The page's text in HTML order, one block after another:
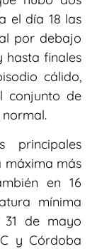
el día 18 las
por debajo
hasta finales
cálido,
conjunto de
normal.
principales
máxima más
en 16
mínima
de mayo
y Córdoba